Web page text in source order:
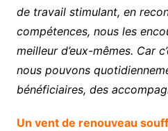
de travail stimulant, en
compétences, nous les
meilleur d’eux-mêmes. Car
nous pouvons
bénéficiaires, des
Un vent de renouveau